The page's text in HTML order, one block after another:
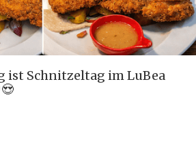
ist Schnitzeltag im LuBea